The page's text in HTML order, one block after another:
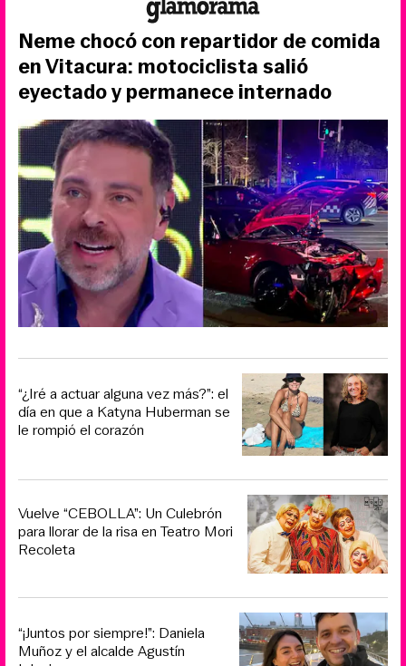
Neme chocó con repartidor de comida
en Vitacura: motociclista salió
eyectado y permanece internado
“¿Iré a actuar alguna vez más?”: el
día en que a Katyna Huberman se
le rompió el corazón
Vuelve “CEBOLLA”: Un Culebrón
para llorar de la risa en Teatro Mori
Recoleta
“¡Juntos por siempre!”: Daniela
Muñoz y el alcalde Agustín